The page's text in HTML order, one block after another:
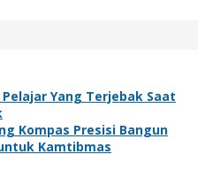
Yang Terjebak Saat
Kompas Presisi Bangun
Kamtibmas